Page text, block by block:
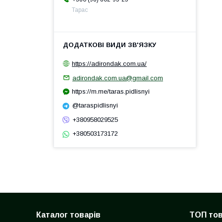
Тарас
https://adirondak.com.ua/
adirondak.com.ua@gmail.com
https://m.me/taras.pidlisnyi
@taraspidlisnyi
+380958029525
+380503173172
Каталог товарів ТОП